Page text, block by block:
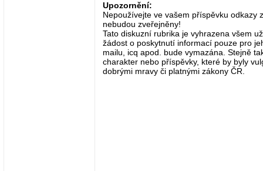
Upozornění:
Nepoužívejte ve vašem příspěvku odkazy
nebudou zveřejněny!
Tato diskuzní rubrika je vyhrazena všem
žádost o poskytnutí informací pouze pro
mailu, icq apod. bude vymazána. Stejně
charakter nebo příspěvky, které by byly
dobrými mravy či platnými zákony ČR.